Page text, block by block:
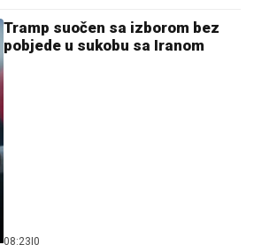
Tramp suočen sa izborom bez
pobjede u sukobu sa Iranom
08:23|0